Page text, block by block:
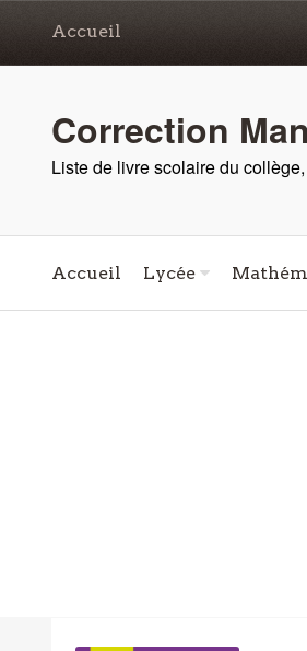
Accueil
Correction
Liste de livre scolaire du
Accueil Lycée